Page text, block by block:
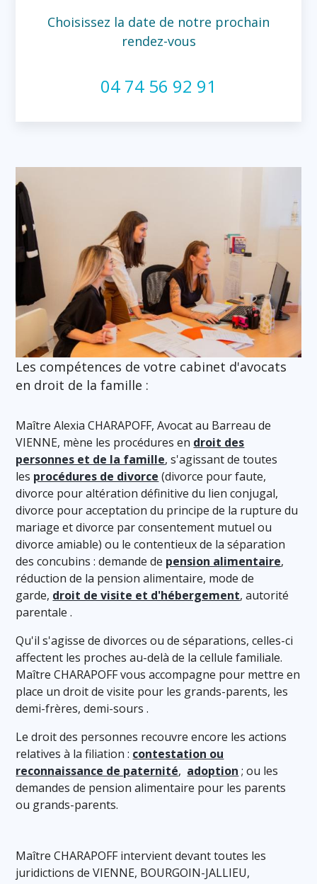
Choisissez la date de notre prochain
rendez-vous
04 74 56 92 91
Les compétences de votre cabinet d'avocats
en droit de la famille :
Maître Alexia CHARAPOFF, Avocat au Barreau de
VIENNE, mène les procédures en droit des
personnes et de la famille, s'agissant de toutes
les procédures de divorce (divorce pour faute,
divorce pour altération définitive du lien conjugal,
divorce pour acceptation du principe de la rupture du
mariage et divorce par consentement mutuel ou
divorce amiable) ou le contentieux de la séparation
des concubins : demande de pension alimentaire,
réduction de la pension alimentaire, mode de
garde, droit de visite et d'hébergement, autorité
parentale .
Qu'il s'agisse de divorces ou de séparations, celles-ci
affectent les proches au-delà de la cellule familiale.
Maître CHARAPOFF vous accompagne pour mettre en
place un droit de visite pour les grands-parents, les
demi-frères, demi-sours .
Le droit des personnes recouvre encore les actions
relatives à la filiation : contestation ou
reconnaissance de paternité, adoption ; ou les
demandes de pension alimentaire pour les parents
ou grands-parents.
Maître CHARAPOFF intervient devant toutes les
juridictions de VIENNE, BOURGOIN-JALLIEU,